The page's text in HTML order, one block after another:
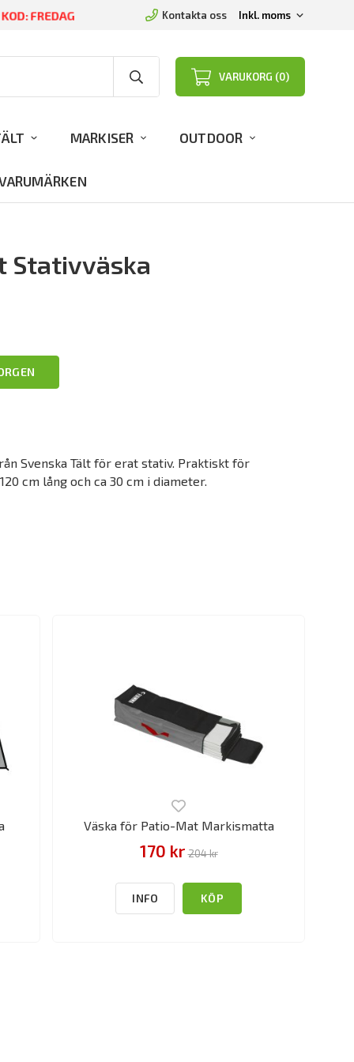
FREDAG Kontakta oss
VARUKORG (0)
MARKISER OUTDOOR
Stativväska
Svenska Tält för erat stativ. Praktiskt för
cm lång och ca 30 cm i diameter.
Väska för Patio-Mat Markismatta
170 kr 204 kr
INFO KÖP